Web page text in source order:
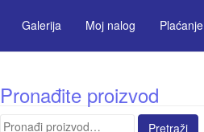
Galerija Moj nalog Plaćanje
Pronađite proizvod
Pretraga